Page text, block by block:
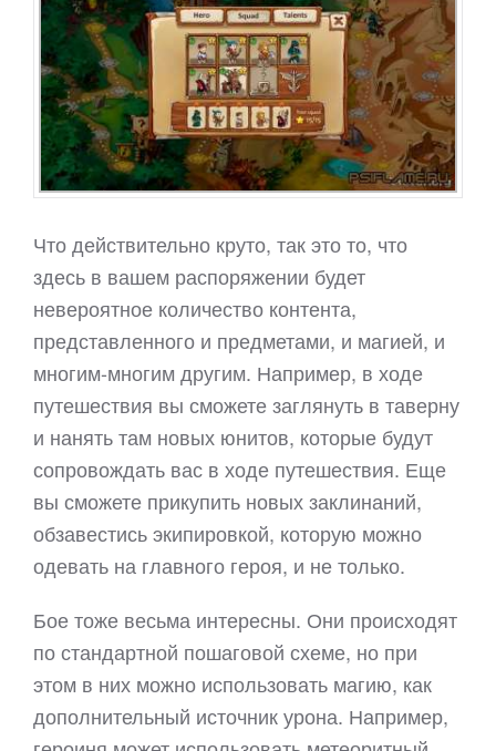
Что действительно круто, так это то, что
здесь в вашем распоряжении будет
невероятное количество контента,
представленного и предметами, и магией, и
многим-многим другим. Например, в ходе
путешествия вы сможете заглянуть в таверну
и нанять там новых юнитов, которые будут
сопровождать вас в ходе путешествия. Еще
вы сможете прикупить новых заклинаний,
обзавестись экипировкой, которую можно
одевать на главного героя, и не только.
Бое тоже весьма интересны. Они происходят
по стандартной пошаговой схеме, но при
этом в них можно использовать магию, как
дополнительный источник урона. Например,